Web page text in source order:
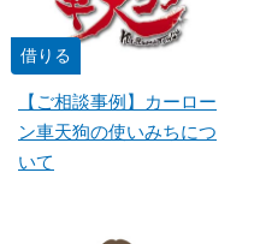
借りる
【ご相談事例】カーロー
ン車天狗の使いみちにつ
いて